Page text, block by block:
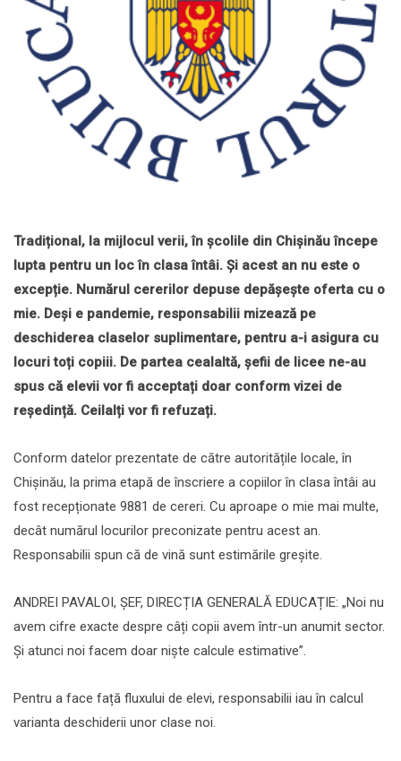
Tradițional, la mijlocul verii, în școlile din Chișinău începe
lupta pentru un loc în clasa întâi. Și acest an nu este o
excepție. Numărul cererilor depuse depășește oferta cu o
mie. Deși e pandemie, responsabilii mizează pe
deschiderea claselor suplimentare, pentru a-i asigura cu
locuri toți copiii. De partea cealaltă, șefii de licee ne-au
spus că elevii vor fi acceptați doar conform vizei de
reședință. Ceilalți vor fi refuzați.
Conform datelor prezentate de către autoritățile locale, în
Chișinău, la prima etapă de înscriere a copiilor în clasa întâi au
fost recepționate 9881 de cereri. Cu aproape o mie mai multe,
decât numărul locurilor preconizate pentru acest an.
Responsabilii spun că de vină sunt estimările greșite.
ANDREI PAVALOI, ȘEF, DIRECȚIA GENERALĂ EDUCAȚIE: „Noi nu
avem cifre exacte despre câți copii avem într-un anumit sector.
Și atunci noi facem doar niște calcule estimative”.
Pentru a face față fluxului de elevi, responsabilii iau în calcul
varianta deschiderii unor clase noi.